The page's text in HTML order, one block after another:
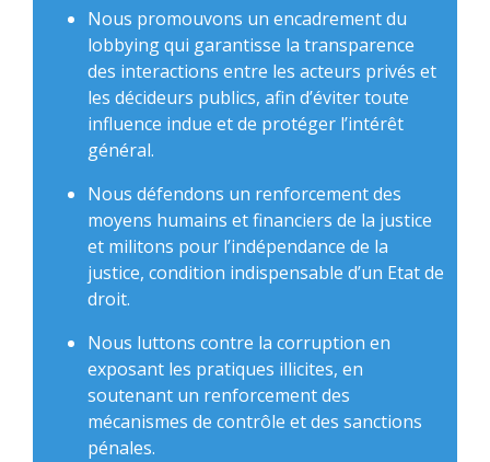
Nous promouvons un encadrement du
lobbying qui garantisse la transparence
des interactions entre les acteurs privés et
les décideurs publics, afin d’éviter toute
influence indue et de protéger l’intérêt
général.
Nous défendons un renforcement des
moyens humains et financiers de la justice
et militons pour l’indépendance de la
justice, condition indispensable d’un Etat de
droit.
Nous luttons contre la corruption en
exposant les pratiques illicites, en
soutenant un renforcement des
mécanismes de contrôle et des sanctions
pénales.